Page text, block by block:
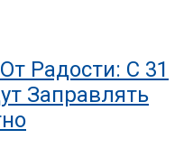
Радости: С 31
Заправлять